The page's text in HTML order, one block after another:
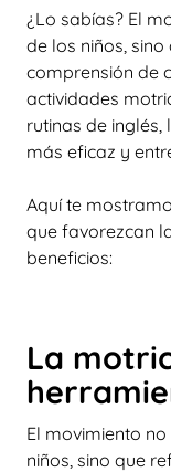
¿Lo sabías? El
de los niños,
comprensión de
actividades
rutinas de
más eficaz y
Aquí te
que favorezcan
beneficios:
La
El movimiento
niños, sino que